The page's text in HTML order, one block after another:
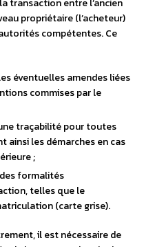
transaction entre l’ancien
propriétaire (l’acheteur)
compétentes. Ce
éventuelles amendes liées
commises par le
traçabilité pour toutes
ainsi les démarches en cas
;
formalités
telles que le
(carte grise).
il est nécessaire de